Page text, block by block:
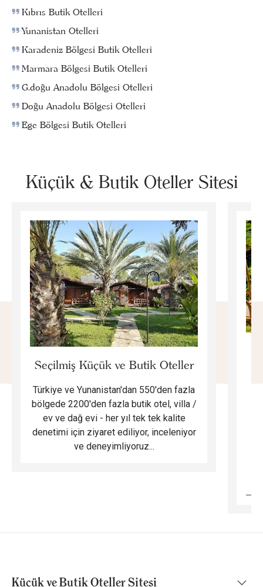
Kıbrıs Butik Otelleri
Yunanistan Otelleri
Karadeniz Bölgesi Butik Otelleri
Marmara Bölgesi Butik Otelleri
G.doğu Anadolu Bölgesi Otelleri
Doğu Anadolu Bölgesi Otelleri
Ege Bölgesi Butik Otelleri
Küçük & Butik Oteller Sitesi
Seçilmiş Küçük ve Butik Oteller
Türkiye ve Yunanistan'dan 550'den fazla
bölgede 2200'den fazla butik otel, villa /
ev ve dağ evi - her yıl tek tek kalite
denetimi için ziyaret ediliyor, inceleniyor
ve deneyimliyoruz...
Küçük ve Butik Oteller Sitesi